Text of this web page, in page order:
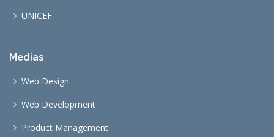
UNICEF
Medias
Web Design
Web Development
Product Management